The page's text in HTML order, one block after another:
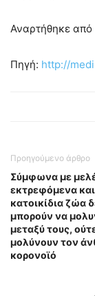
Αναρτήθηκε από
Πηγή: http://
Προηγούμενο άρθρο
Σύμφωνα με
εκτρεφόμενα και
κατοικίδια ζώα
μπορούν να
μεταξύ τους,
μολύνουν τον
κορονοϊό